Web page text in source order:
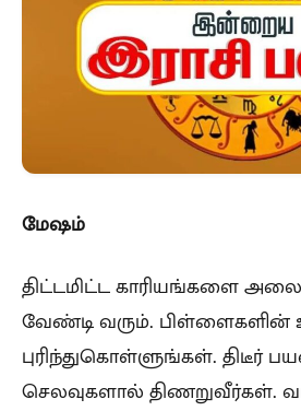
மேஷம்
திட்டமிட்ட காரியங்களை
வேண்டி வரும்.
புரிந்துகொள்ளுங்கள். திடீர்
செலவுகளால் திணறுவீர்கள்.